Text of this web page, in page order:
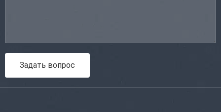
Задать вопрос